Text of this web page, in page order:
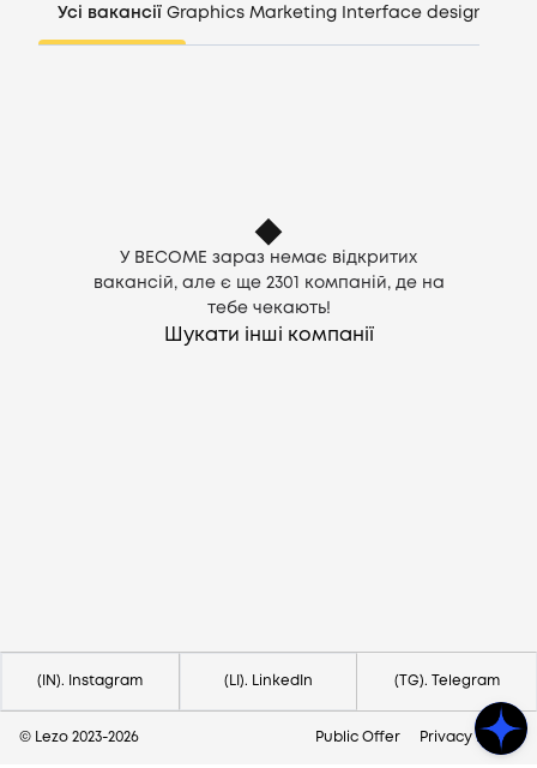
UA
Усі вакансії Graphics Marketing Interface design
У BECOME зараз немає відкритих
вакансій, але є ще 2301
компаній, де на
тебе чекають!
Шукати інші компанії
(IN). Instagram (LI). LinkedIn (TG). Telegram
© Lezo 2023-2026 Public Offer Privacy Policy